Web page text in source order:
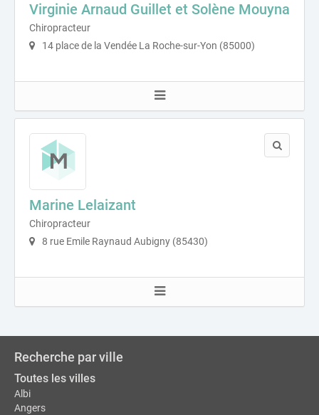
Virginie Arnaud Guillet et Solène Mouyna
Chiropracteur
14 place de la Vendée La Roche-sur-Yon (85000)
Marine Lelaizant
Chiropracteur
8 rue Emile Raynaud Aubigny (85430)
Recherche par ville
Toutes les villes
Albi
Angers